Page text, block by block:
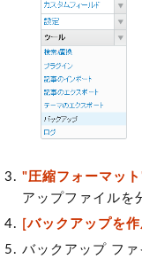
"圧縮フォーマッ
アップファイルを
[バックアップを作
バックアップ フ